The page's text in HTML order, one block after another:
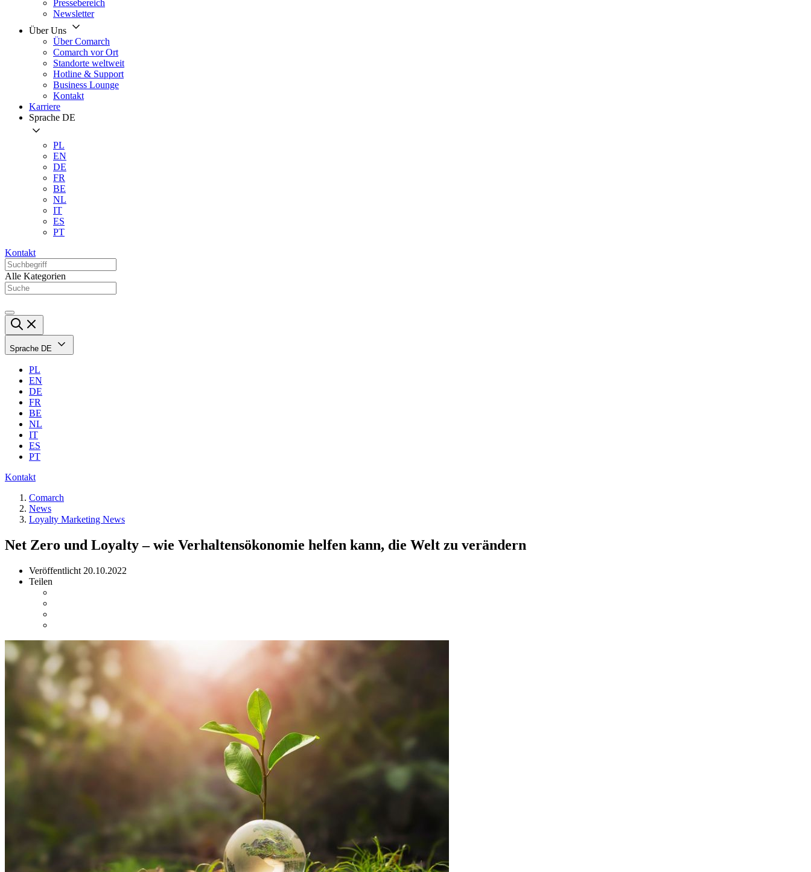
Pressebereich
Newsletter
Über Uns
Über Comarch
Comarch vor Ort
Standorte weltweit
Hotline & Support
Business Lounge
Kontakt
Karriere
Sprache DE
PL
EN
DE
FR
BE
NL
IT
ES
PT
Kontakt
Alle Kategorien
Sprache DE
PL
EN
DE
FR
BE
NL
IT
ES
PT
Kontakt
Comarch
News
Loyalty Marketing News
Net Zero und Loyalty – wie Verhaltensökonomie helfen kann, die Welt zu verändern
Veröffentlicht 20.10.2022
Teilen